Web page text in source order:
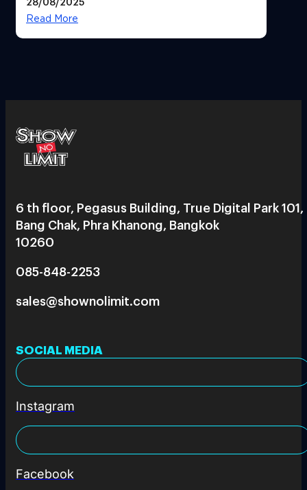
Read More
6 th floor, Pegasus Building, True Digital Park 101,
Bang Chak, Phra Khanong, Bangkok
10260
085-848-2253
sales@shownolimit.com
SOCIAL MEDIA
Instagram
Facebook